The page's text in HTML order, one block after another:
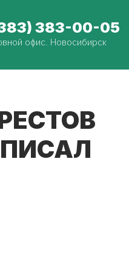
383-00-05
офис. Новосибирск